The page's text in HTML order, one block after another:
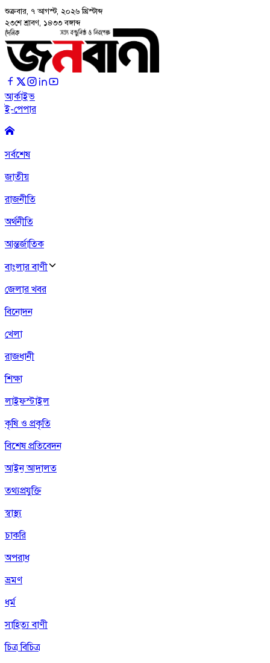
শুক্রবার, ৭ আগস্ট, ২০২৬ খ্রিস্টাব্দ
২৩শে শ্রাবণ, ১৪৩৩ বঙ্গাব্দ
আর্কাইভ
ই-পেপার
সর্বশেষ
জাতীয়
রাজনীতি
অর্থনীতি
আন্তর্জাতিক
বাংলার বাণী
জেলার খবর
বিনোদন
খেলা
রাজধানী
শিক্ষা
লাইফস্টাইল
কৃষি ও প্রকৃতি
বিশেষ প্রতিবেদন
আইন আদালত
তথ্যপ্রযুক্তি
স্বাস্থ্য
চাকরি
অপরাধ
ভ্রমণ
ধর্ম
সাহিত্য বাণী
চিত্র বিচিত্র